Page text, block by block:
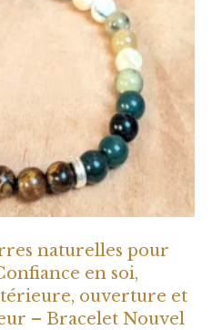
naturelles pour
en soi,
ouverture et
– Bracelet Nouvel